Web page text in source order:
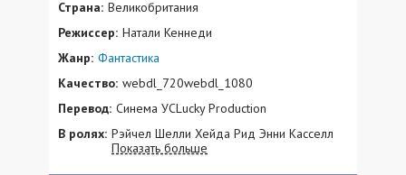
Страна: Великобритания
Режиссер: Натали Кеннеди
Жанр: Фантастика
Качество: webdl_720webdl_1080
Перевод: Синема УСLucky Production
В ролях: Рэйчел Шелли Хейда Рид Энни Касселл
Ребекка-Клер Эванс Уэйн Брэди Башкер
Показать больше